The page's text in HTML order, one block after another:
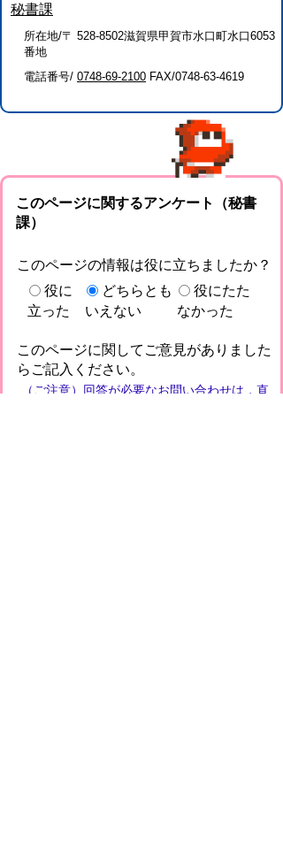
秘書課
所在地/〒 528-8502滋賀県甲賀市水口町水口6053
番地
電話番号/ 0748-69-2100 FAX/0748-63-4619
このページに関するアンケート（秘書
課）
このページの情報は役に立ちましたか？
役に
立った
どちらとも
いえない
役にたた
なかった
このページに関してご意見がありました
らご記入ください。
（ご注意）回答が必要なお問い合わせは，直